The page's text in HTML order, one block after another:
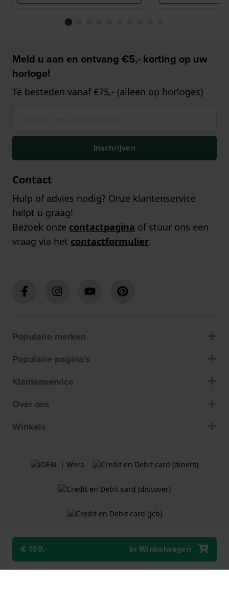
€ 199,- In Winkelwagen
Meld u aan en ontvang €5,- korting op uw
horloge!
Te besteden vanaf €75,- (alleen op horloges)
Inschrijven
Contact
Hulp of advies nodig? Onze klantenservice
helpt u graag!
Bezoek onze contactpagina of stuur ons een
vraag via het contactformulier.
Populaire merken
Populaire pagina's
Klantenservice
Over ons
Winkels